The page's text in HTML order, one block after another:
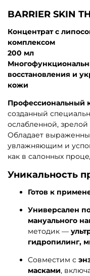
BARRIER SKIN
Концентрат с
комплексом
200 мл
восстановления и
кожи
Профессиональный
созданный
ослабленной,
Обладает
увлажняющим и
как в салонных
Уникальность
Готов к
Универсален
мануального
методик —
гидропилинг,
Совместим с
масками,